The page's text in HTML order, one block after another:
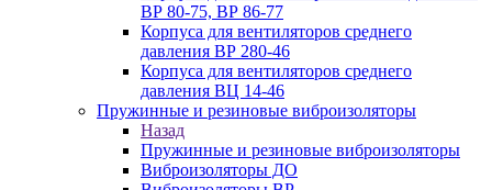
ВР 80-75, ВР 86-77
Корпуса для вентиляторов среднего
давления ВР 280-46
Корпуса для вентиляторов среднего
давления ВЦ 14-46
Пружинные и резиновые виброизоляторы
Назад
Пружинные и резиновые виброизоляторы
Виброизоляторы ДО